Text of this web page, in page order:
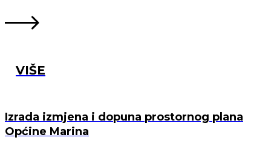
VIŠE
Izrada izmjena i dopuna prostornog plana
Općine Marina